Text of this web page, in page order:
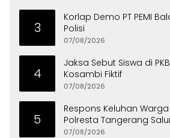
3
Korlap Demo PT PEMI
Polisi
07/08/2026
4
Jaksa Sebut Siswa di
Kosambi Fiktif
07/08/2026
5
Respons Keluhan
Polresta Tangerang
Bersih ke Panongan
07/08/2026